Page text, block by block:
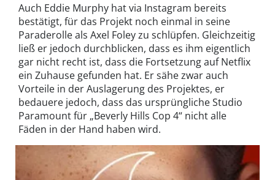
Auch Eddie Murphy hat via Instagram bereits
bestätigt, für das Projekt noch einmal in seine
Paraderolle als Axel Foley zu schlüpfen. Gleichzeitig
ließ er jedoch durchblicken, dass es ihm eigentlich
gar nicht recht ist, dass die Fortsetzung auf Netflix
ein Zuhause gefunden hat. Er sähe zwar auch
Vorteile in der Auslagerung des Projektes, er
bedauere jedoch, dass das ursprüngliche Studio
Paramount für „Beverly Hills Cop 4“ nicht alle
Fäden in der Hand haben wird.